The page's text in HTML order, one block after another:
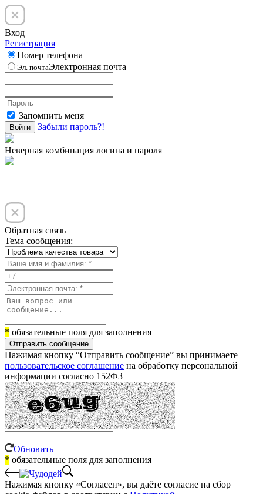
Вход
Регистрация
Номер телефона
Эл. почтаЭлектронная почта
Запомнить меня
Войти Забыли пароль?!
Неверная комбинация логина и пароля
Обратная связь
Тема сообщения:
* обязательные поля для заполнения
Отправить сообщение
Нажимая кнопку “Отправить сообщение” вы принимаете
пользовательское соглашение на обработку персональной
информации согласно 152ФЗ
Обновить
* обязательные поля для заполнения
Нажимая кнопку «Согласен», вы даёте cогласие на сбор